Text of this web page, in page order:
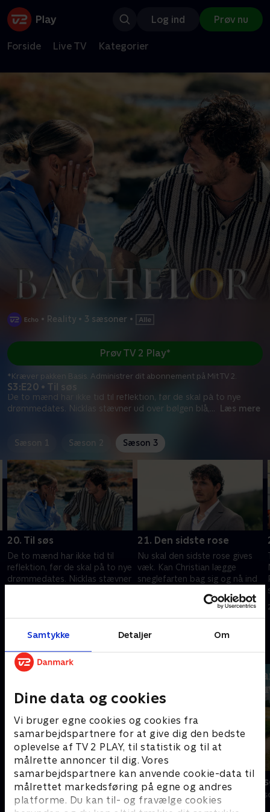
Samtykke Detaljer Om
Dine data og cookies
Vi bruger egne cookies og cookies fra
samarbejdspartnere for at give dig den bedste
oplevelse af TV 2 PLAY, til statistik og til at
målrette annoncer til dig. Vores
samarbejdspartnere kan anvende cookie-data til
målrettet markedsføring på egne og andres
platforme. Du kan til- og fravælge cookies
Log ind Prøv nu
Forside Live TV Kategorier
• Reality • 3 sæsoner •
S3:E20 • Til søs
De to mænd har ikke tid til reflektion, før de skal på to nye
drømmedates. Nicklas stævner ud over bølgen blå,
Læs mere
Prøv TV 2 Play*
*Kræver pakken Basis. Administrer dit abonnement på Mit TV 2.
Sæson 1 Sæson 2 Sæson 3
20. Til søs
De to mænd har ikke tid til
reflektion, før de skal på to nye
drømmedates. Nicklas stævner
21. Den sidste rose
Nu skal den sidste rose gives
væk. Kan Christian lægge
sneglefarten bag sig og nå ind
klar til at åbne op for sine kys?
27. november 2025 • 46 min
Andre så også
Bachelorette
Reality • 4 sæsoner
Landmand
Reality • 13